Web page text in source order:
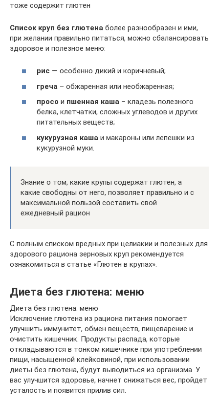
тоже содержит глютен
Список круп без глютена более разнообразен и ими,
при желании правильно питаться, можно сбалансировать
здоровое и полезное меню:
рис — особенно дикий и коричневый;
греча – обжаренная или необжаренная;
просо и пшенная каша – кладезь полезного
белка, клетчатки, сложных углеводов и других
питательных веществ;
кукурузная каша и макароны или лепешки из
кукурузной муки.
Знание о том, какие крупы содержат глютен, а
какие свободны от него, позволяет правильно и с
максимальной пользой составить свой
ежедневный рацион
С полным списком вредных при целиакии и полезных для
здорового рациона зерновых круп рекомендуется
ознакомиться в статье «Глютен в крупах».
Диета без глютена: меню
Диета без глютена: меню
Исключение глютена из рациона питания помогает
улучшить иммунитет, обмен веществ, пищеварение и
очистить кишечник. Продукты распада, которые
откладываются в тонком кишечнике при употреблении
пищи, насыщенной клейковиной, при использовании
диеты без глютена, будут выводиться из организма. У
вас улучшится здоровье, начнет снижаться вес, пройдет
усталость и появится прилив сил.